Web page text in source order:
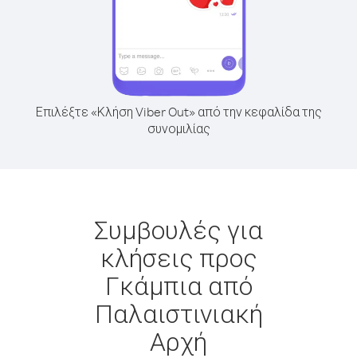
Επιλέξτε «Κλήση Viber Out» από την κεφαλίδα της
συνομιλίας
Συμβουλές για
κλήσεις προς
Γκάμπια από
Παλαιστινιακή
Αρχή